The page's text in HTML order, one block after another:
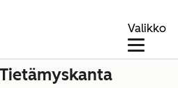
Valikko
Tietämyskanta